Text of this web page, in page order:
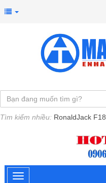
Tìm kiếm nhiều: RonaldJack F18